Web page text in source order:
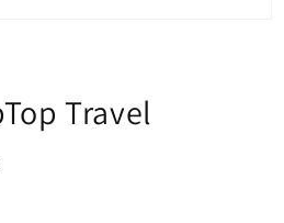
Travel